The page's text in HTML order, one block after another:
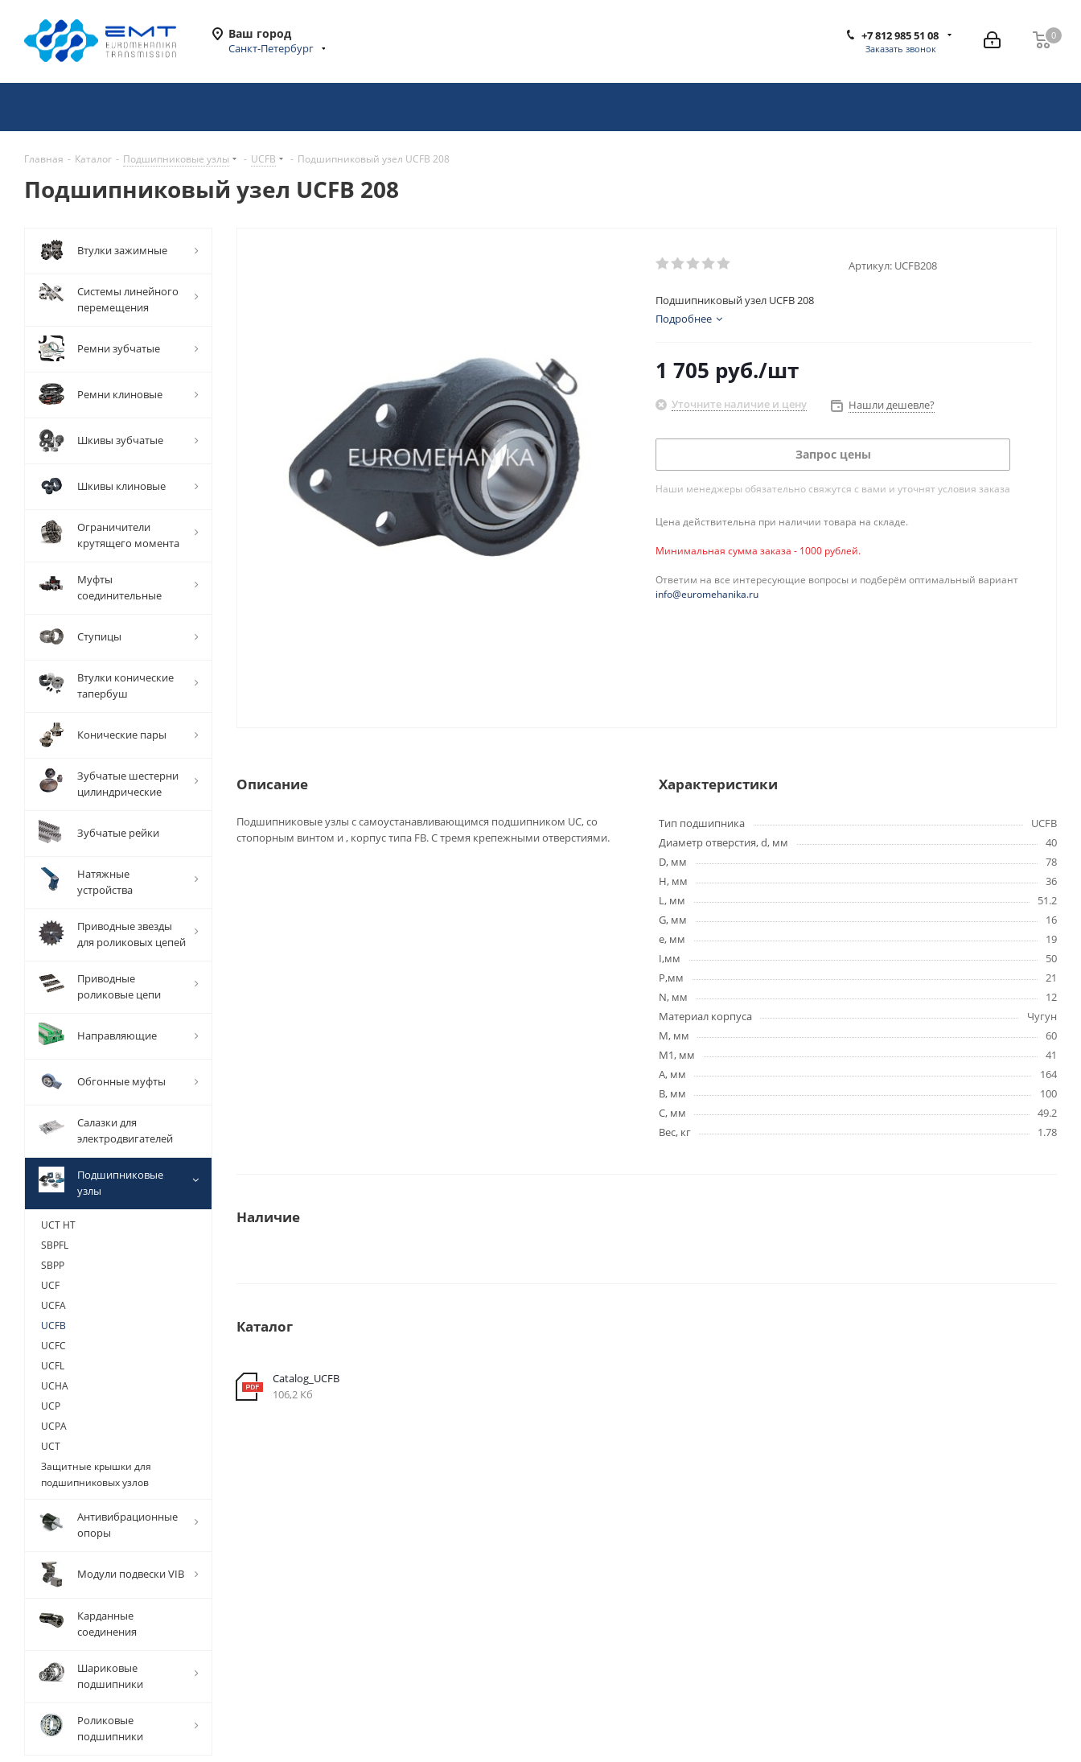
Ваш город
Санкт-Петербург
0
0
+7 812 985 51 08
Заказать звонок
Главная - Каталог - Подшипниковые узлы - UCFB - Подшипниковый узел UCFB 208
Подшипниковый узел UCFB 208
Артикул: UCFB208
Подшипниковый узел UCFB 208
Подробнее
1 705 руб./шт
Уточните наличие и цену Нашли дешевле?
Запрос цены
Наши менеджеры обязательно свяжутся с вами и уточнят условия заказа
Цена действительна при наличии товара на складе.
Минимальная сумма заказа - 1000 рублей.
Ответим на все интересующие вопросы и подберём оптимальный вариант
info@euromehanika.ru
Описание
Подшипниковые узлы с самоустанавливающимся подшипником UC, со
стопорным винтом и , корпус типа FB. С тремя крепежными отверстиями.
Характеристики
Тип подшипника
UCFB
Диаметр отверстия, d, мм
40
D, мм
78
H, мм
36
L, мм
51.2
G, мм
16
e, мм
19
I,мм
50
P,мм
21
N, мм
12
Материал корпуса
Чугун
M, мм
60
M1, мм
41
A, мм
164
B, мм
100
C, мм
49.2
Вес, кг
1.78
Наличие
Каталог
Catalog_UCFB
106,2 Кб
Втулки зажимные
Системы линейного
перемещения
Ремни зубчатые
Ремни клиновые
Шкивы зубчатые
Шкивы клиновые
Ограничители
крутящего момента
Муфты
соединительные
Ступицы
Втулки конические
тапербуш
Конические пары
Зубчатые шестерни
цилиндрические
Зубчатые рейки
Натяжные
устройства
Приводные звезды
для роликовых цепей
Приводные
роликовые цепи
Направляющие
Обгонные муфты
Салазки для
электродвигателей
Подшипниковые
узлы
UCT HT
SBPFL
SBPP
UCF
UCFA
UCFB
UCFC
UCFL
UCHA
UCP
UCPA
UCT
Защитные крышки для
подшипниковых узлов
Антивибрационные
опоры
Модули подвески VIB
Карданные
соединения
Шариковые
подшипники
Роликовые
подшипники